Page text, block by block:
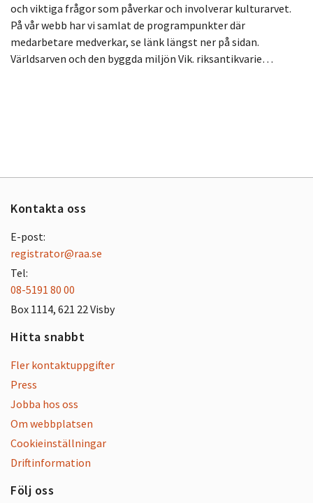
och viktiga frågor som påverkar och involverar kulturarvet.
På vår webb har vi samlat de programpunkter där
medarbetare medverkar, se länk längst ner på sidan.
Världsarven och den byggda miljön Vik. riksantikvarie…
Kontakta oss
E-post:
registrator@raa.se
Tel:
08-5191 80 00
Box 1114, 621 22 Visby
Hitta snabbt
Fler kontaktuppgifter
Press
Jobba hos oss
Om webbplatsen
Cookieinställningar
Driftinformation
Följ oss